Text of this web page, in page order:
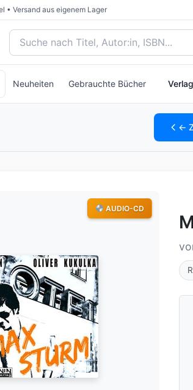
• Versand aus eigenem Lager
Bücher suchen nach Titel, Autor:in oder
Neuheiten Gebrauchte Bücher
←
AUDIO-CD